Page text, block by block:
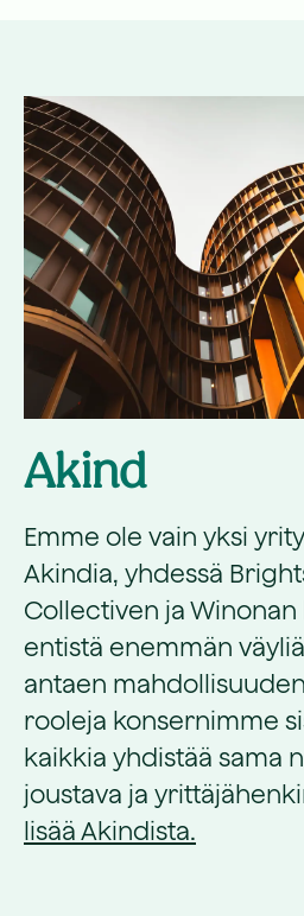
Akind
Emme ole vain yksi
Akindia, yhdessä
Collectiven ja Winonan
entistä enemmän
antaen
rooleja konsernimme
kaikkia yhdistää sama
joustava ja
lisää Akindista.